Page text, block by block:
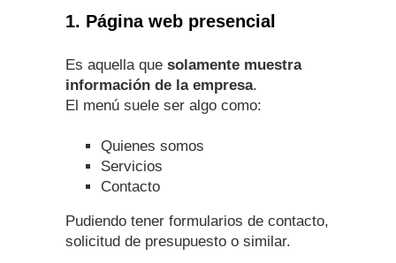
1. Página web presencial
Es aquella que solamente muestra
información de la empresa.
El menú suele ser algo como:
Quienes somos
Servicios
Contacto
Pudiendo tener formularios de contacto,
solicitud de presupuesto o similar.